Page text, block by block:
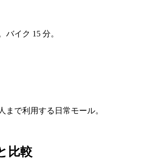
バイク 15 分。
まで利用する日常モール。
比較